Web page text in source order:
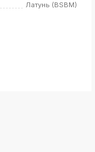
Латунь (BSBM)